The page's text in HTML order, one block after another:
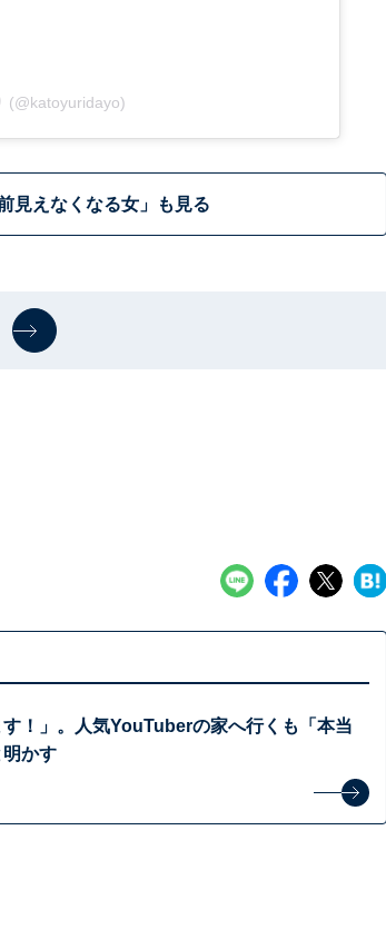
(@katoyuridayo)
見えなくなる女」も見る
！」。人気YouTuberの家へ行くも「本当
かす